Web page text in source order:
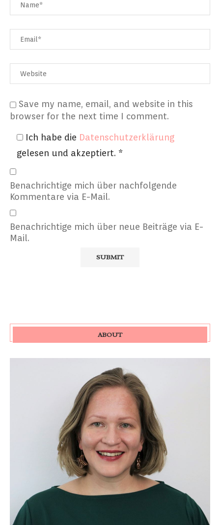
Save my name, email, and website in this
browser for the next time I comment.
Ich habe die Datenschutzerklärung
gelesen und akzeptiert. *
Benachrichtige mich über nachfolgende
Kommentare via E-Mail.
Benachrichtige mich über neue Beiträge via E-
Mail.
ABOUT